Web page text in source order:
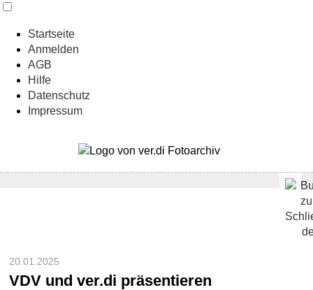
Startseite
Anmelden
AGB
Hilfe
Datenschutz
Impressum
20.01.2025
VDV und ver.di präsentieren